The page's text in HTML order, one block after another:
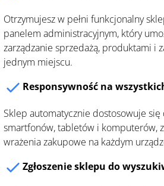
Otrzymujesz w pełni funkcjonalny
panelem administracyjnym, który
zarządzanie sprzedażą, produktami i
jednym miejscu.
Responsywność na
Sklep automatycznie dostosowuje
smartfonów, tabletów i komputerów,
wrażenia zakupowe na każdym
Zgłoszenie sklepu do